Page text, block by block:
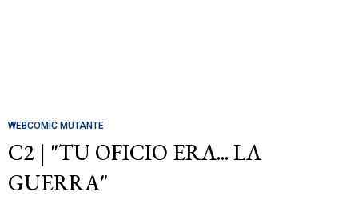
WEBCOMIC MUTANTE
C2 | "TU OFICIO ERA... LA
GUERRA"